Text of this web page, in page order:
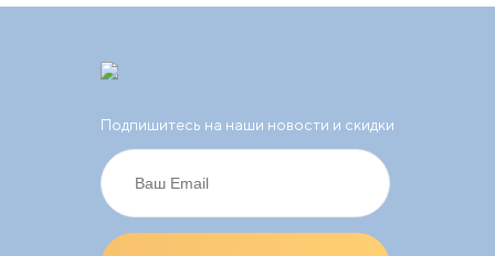
Подпишитесь на наши новости и скидки